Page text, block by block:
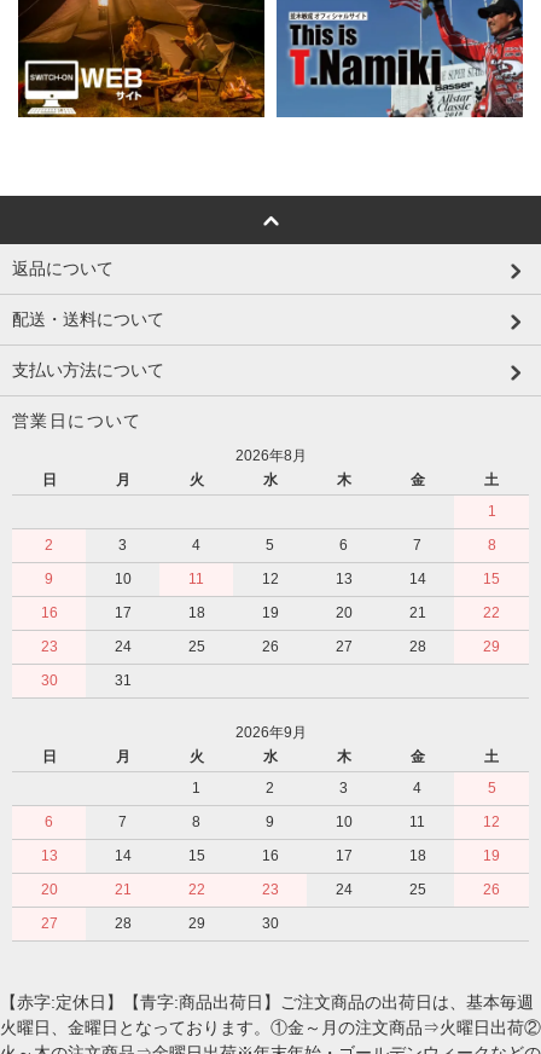
返品について
配送・送料について
支払い方法について
営業日について
2026年8月
日
月 火 水 木 金
土
1
2
3 4 5 6 7
8
9
10 11 12 13 14
15
16
17 18 19 20 21
22
23
24 25 26 27 28
29
30
31
2026年9月
日
月 火 水 木 金
土
1
2 3 4
5
6
7 8 9 10 11
12
13
14 15 16 17 18
19
20
21 22 23 24 25
26
27
28 29 30
【赤字:定休日】【青字:商品出荷日】ご注文商品の出荷日は、基本毎週
火曜日、金曜日となっております。①金～月の注文商品⇒火曜日出荷②